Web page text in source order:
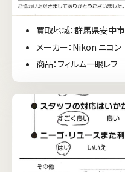
買取地域：群馬県安中市
メーカー：Nikon ニコン
商品：フィルム一眼レフ